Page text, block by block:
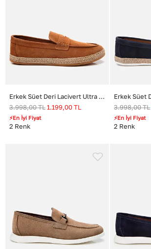
Erkek Süet Deri Lacivert Ultra Hafif Tabanlı Loafer
3.998,00TL 1.199,00 TL
⚡En İyi Fiyat
2 Renk
3.998,00TL
⚡En İyi Fiyat
2 Renk